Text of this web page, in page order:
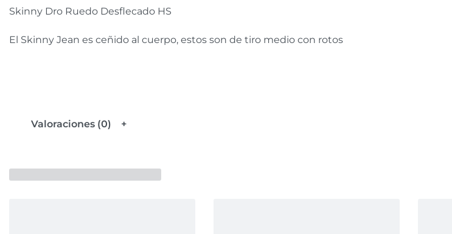
Skinny Dro Ruedo Desflecado HS
El Skinny Jean es ceñido al cuerpo, estos son de tiro medio con rotos
Valoraciones (0)